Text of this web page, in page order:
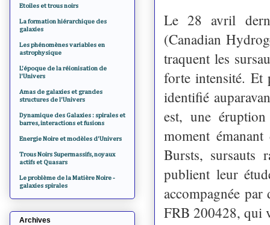
Le 28 avril
(Canadian
traquent les
forte intensité. Et
identifié
est, une
moment
Bursts, sursauts
publient leur
accompagnée
FRB 200428, qui
Etoiles et trous noirs
La formation hiérarchique des
galaxies
Les phénomènes variables en
astrophysique
L'époque de la réionisation de
l'Univers
Amas de galaxies et grandes
structures de l'Univers
Dynamique des Galaxies : spirales et
barres, interactions et fusions
Energie Noire et modèles d'Univers
Trous Noirs Supermassifs, noyaux
actifs et Quasars
Le problème de la Matière Noire -
galaxies spirales
Archives